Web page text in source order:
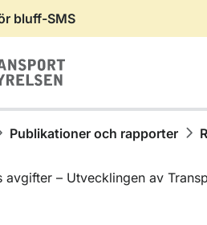
bluff-SMS
Publikationer och rapporter
avgifter – Utvecklingen av